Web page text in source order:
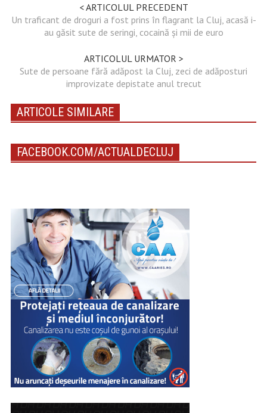
< ARTICOLUL PRECEDENT
Un traficant de droguri a fost prins în flagrant la Cluj, acasă i-
au găsit sute de seringi, cocaină și mii de euro
ARTICOLUL URMATOR >
Sute de persoane fără adăpost la Cluj, zeci de adăposturi
improvizate depistate anul trecut
ARTICOLE SIMILARE
FACEBOOK.COM/ACTUALDECLUJ